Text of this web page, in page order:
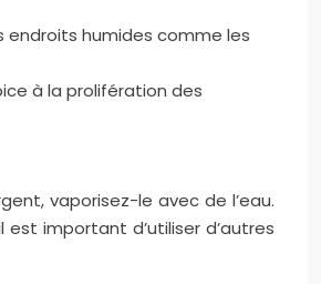
endroits humides comme les
à la prolifération des
vaporisez-le avec de l’eau.
important d’utiliser d’autres